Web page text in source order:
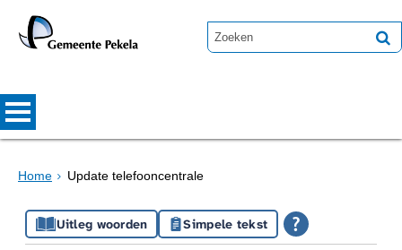
Home Update telefooncentrale
Uitleg woorden Simpele tekst